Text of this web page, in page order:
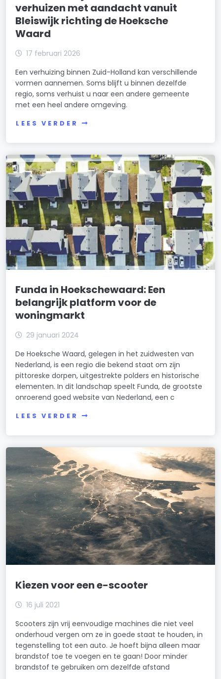
verhuizen met aandacht vanuit
Bleiswijk richting de Hoeksche
Waard
17 februari 2026
Een verhuizing binnen Zuid-Holland kan verschillende
vormen aannemen. Soms blijft u binnen dezelfde
regio, soms verhuist u naar een andere gemeente
met een heel andere omgeving.
LEES VERDER
Funda in Hoekschewaard: Een
belangrijk platform voor de
woningmarkt
29 januari 2024
De Hoeksche Waard, gelegen in het zuidwesten van
Nederland, is een regio die bekend staat om zijn
pittoreske dorpen, uitgestrekte polders en historische
elementen. In dit landschap speelt Funda, de grootste
onroerend goed website van Nederland, een c
LEES VERDER
Kiezen voor een e-scooter
16 juli 2021
Scooters zijn vrij eenvoudige machines die niet veel
onderhoud vergen om ze in goede staat te houden, in
tegenstelling tot een auto. Je hoeft bijna alleen maar
brandstof toe te voegen en te gaan! Door minder
brandstof te gebruiken om dezelfde afstand